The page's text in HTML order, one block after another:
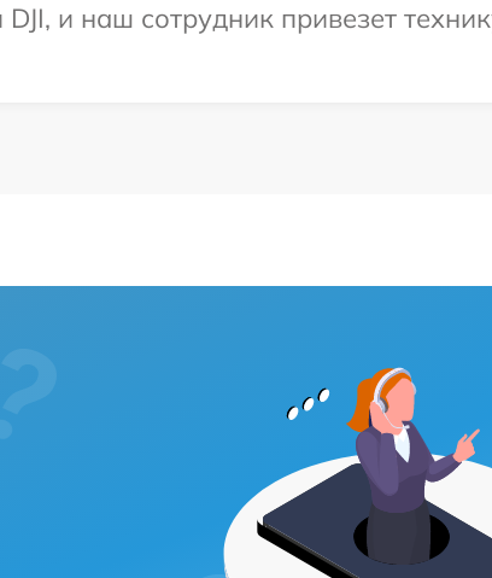
и наш сотрудник привезет